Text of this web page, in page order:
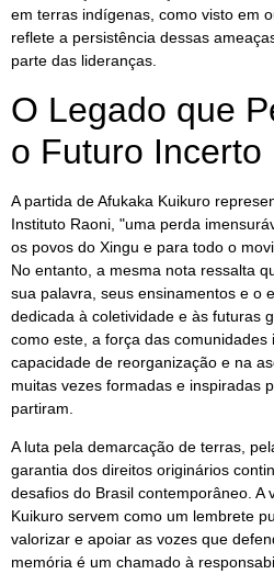
em terras indígenas, como visto em
reflete a persistência dessas
parte das lideranças.
O Legado que
o Futuro Incerto
A partida de Afukaka Kuikuro
Instituto Raoni, "uma perda
os povos do Xingu e para todo o
No entanto, a mesma nota ressalta
sua palavra, seus ensinamentos e o
dedicada à coletividade e às futuras
como este, a força das comunidades
capacidade de reorganização e na
muitas vezes formadas e inspiradas
partiram.
A luta pela demarcação de terras,
garantia dos direitos originários
desafios do Brasil contemporâneo. A
Kuikuro servem como um lembrete
valorizar e apoiar as vozes que
memória é um chamado à